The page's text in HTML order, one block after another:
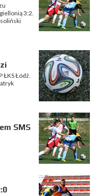
3:2.
ŁKS Łódź.
SMS